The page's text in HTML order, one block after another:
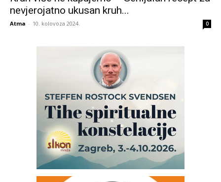
nevjerojatno ukusan kruh...
Atma - 10. kolovoza 2024. 0